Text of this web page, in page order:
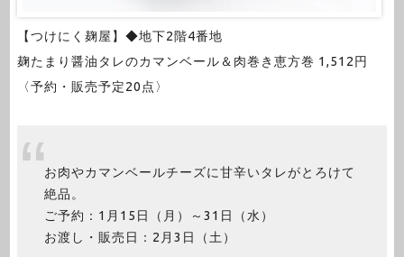
【つけにく麹屋】◆地下2階4番地
麹たまり醤油タレのカマンベール＆肉巻き恵方巻 1,512円
〈予約・販売予定20点〉
お肉やカマンベールチーズに甘辛いタレがとろけて
絶品。
ご予約：1月15日（月）～31日（水）
お渡し・販売日：2月3日（土）